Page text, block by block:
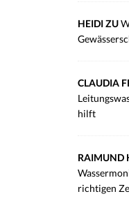
HEIDI ZU
CLAUDIA
hilft
RAIMUND
richtigen